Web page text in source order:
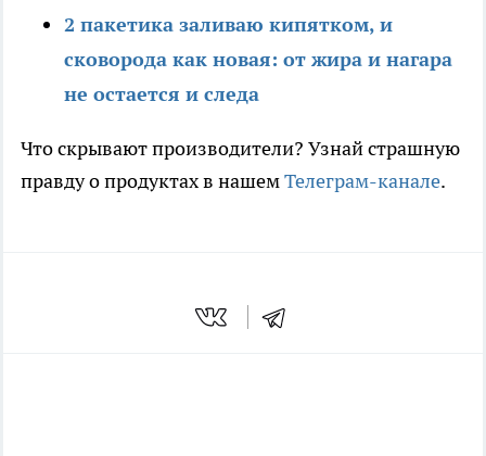
2 пакетика заливаю кипятком, и
сковорода как новая: от жира и нагара
не остается и следа
Что скрывают производители? Узнай страшную
правду о продуктах в нашемТелеграм-канале.